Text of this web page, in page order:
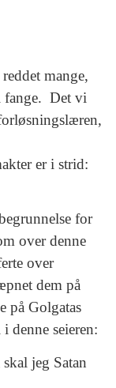
mange,
fange. Det vi
er i strid:
for
over denne
over
dem på
på Golgatas
denne seieren:
jeg Satan